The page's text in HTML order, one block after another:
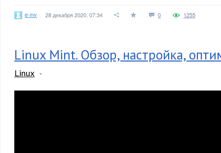
e-mv 28 декабря 2020, 07:34 0 1255
Linux Mint. Обзор, настройка,
Linux